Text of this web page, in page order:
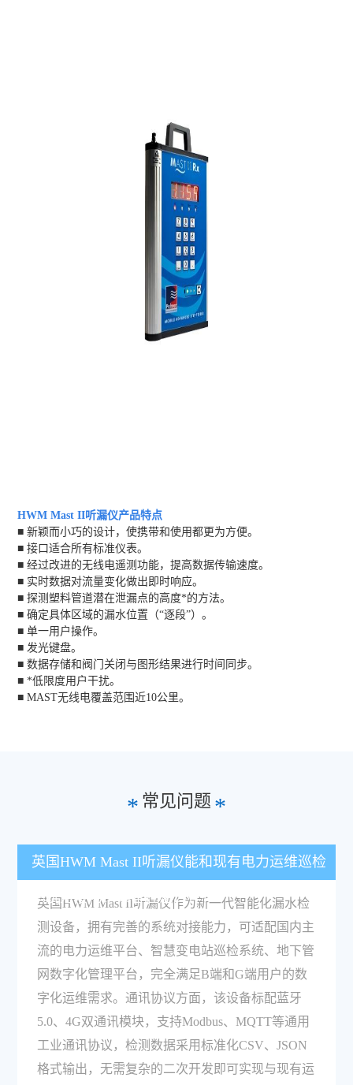
HWM Mast II听漏仪产品特点
■ 新颖而小巧的设计，使携带和使用都更为方便。
■ 接口适合所有标准仪表。
■ 经过改进的无线电遥测功能，提高数据传输速度。
■ 实时数据对流量变化做出即时响应。
■ 探测塑料管道潜在泄漏点的高度*的方法。
■ 确定具体区域的漏水位置（“逐段”）。
■ 单一用户操作。
■ 发光键盘。
■ 数据存储和阀门关闭与图形结果进行时间同步。
■ *低限度用户干扰。
■ MAST无线电覆盖范围近10公里。
* 常见问题 *
英国HWM Mast II听漏仪能和现有电力运维巡检
系统对接吗？兼容性怎么样？
英国HWM Mast II听漏仪作为新一代智能化漏水检
测设备，拥有完善的系统对接能力，可适配国内主
流的电力运维平台、智慧变电站巡检系统、地下管
网数字化管理平台，完全满足B端和G端用户的数
字化运维需求。通讯协议方面，该设备标配蓝牙
5.0、4G双通讯模块，支持Modbus、MQTT等通用
工业通讯协议，检测数据采用标准化CSV、JSON
格式输出，无需复杂的二次开发即可实现与现有运